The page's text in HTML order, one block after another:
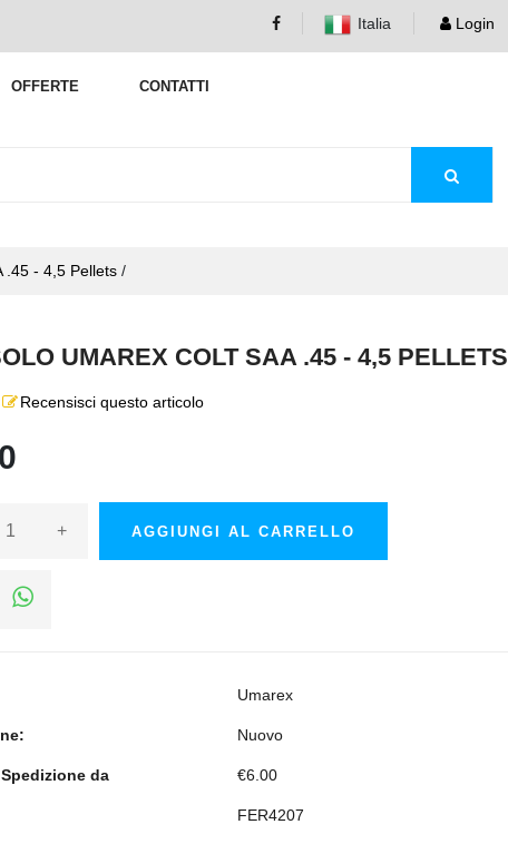
Italia Login
OFFERTE CONTATTI
.45 - 4,5 Pellets /
UMAREX COLT SAA .45 - 4,5 PELLETS
Recensisci questo articolo
+ AGGIUNGI AL CARRELLO
Umarex
Nuovo
da €6.00
FER4207